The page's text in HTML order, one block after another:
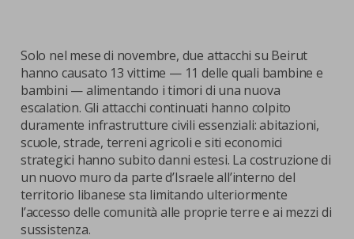
Solo nel mese di novembre, due attacchi su Beirut
hanno causato 13 vittime — 11 delle quali bambine e
bambini — alimentando i timori di una nuova
escalation. Gli attacchi continuati hanno colpito
duramente infrastrutture civili essenziali: abitazioni,
scuole, strade, terreni agricoli e siti economici
strategici hanno subito danni estesi. La costruzione di
un nuovo muro da parte d’Israele all’interno del
territorio libanese sta limitando ulteriormente
l’accesso delle comunità alle proprie terre e ai mezzi di
sussistenza.